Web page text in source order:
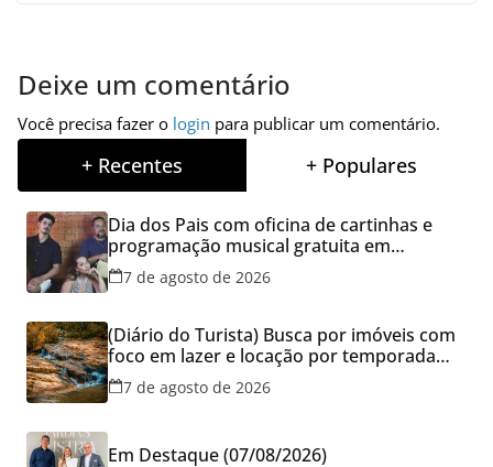
Deixe um comentário
Você precisa fazer o login para publicar um comentário.
+ Recentes + Populares
Dia dos Pais com oficina de cartinhas e
programação musical gratuita em
Aparecida de Goiânia
7 de agosto de 2026
(Diário do Turista) Busca por imóveis com
foco em lazer e locação por temporada
cresce no Brasil
7 de agosto de 2026
Em Destaque (07/08/2026)